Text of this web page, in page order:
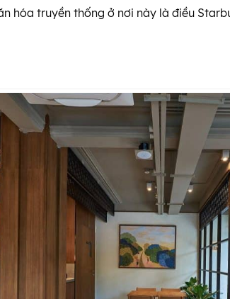
hóa truyền thống ở nơi này là điều